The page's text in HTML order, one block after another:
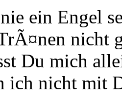
ein Engel
nicht
Du mich
ich nicht mit